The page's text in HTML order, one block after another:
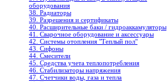
оборудования
38. Радиаторы
39. Разрешения и сертификаты
40. Расширительные баки / гидроаккамуляторы
41. Сварочное оборудование и аксессуары
42. Системы отопления "Теплый пол"
43. Сифоны
44. Смесители
45. Средства учета теплопотребления
46. Стабилизаторы напряжения
47. Счетчики воды, газа и тепла